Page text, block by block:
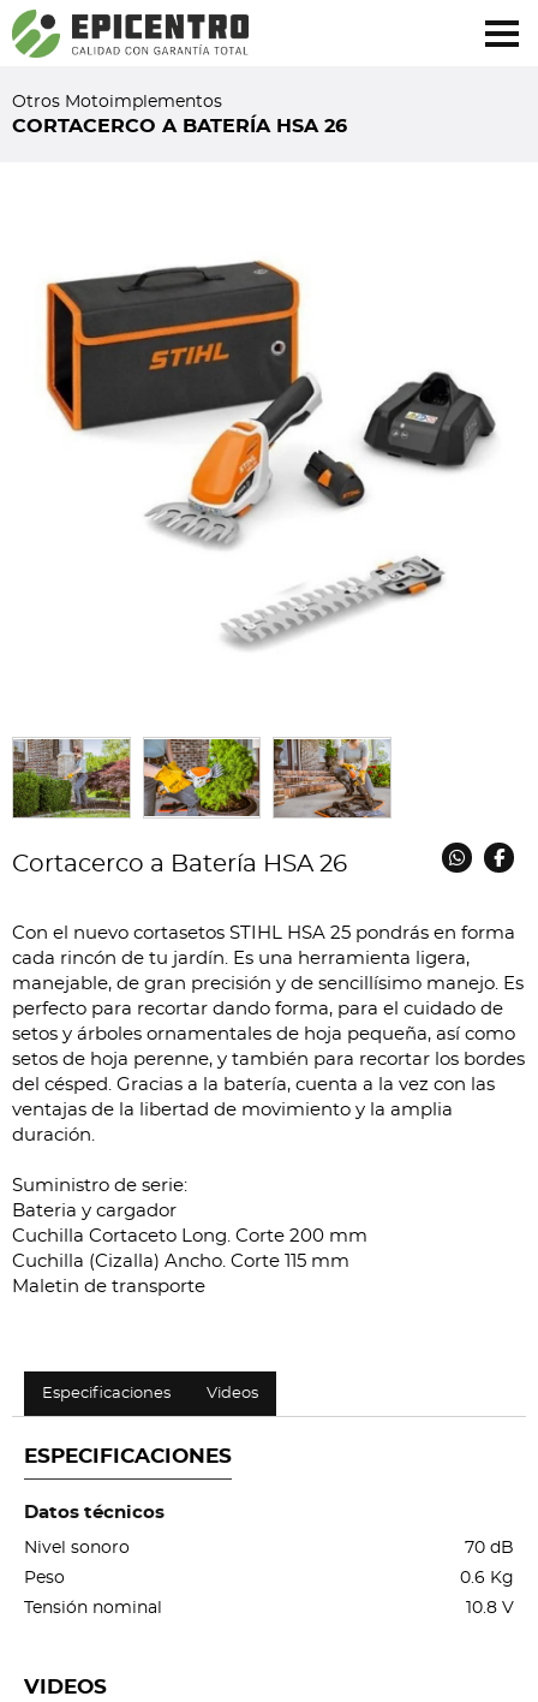
¿Olvidó su contraseña?Regístrese aquí
Otros Motoimplementos
CORTACERCO A BATERÍA HSA 26
Cortacerco a Batería HSA 26
Con el nuevo cortasetos STIHL HSA 25 pondrás en forma
cada rincón de tu jardín. Es una herramienta ligera,
manejable, de gran precisión y de sencillísimo manejo. Es
perfecto para recortar dando forma, para el cuidado de
setos y árboles ornamentales de hoja pequeña, así como
setos de hoja perenne, y también para recortar los bordes
del césped. Gracias a la batería, cuenta a la vez con las
ventajas de la libertad de movimiento y la amplia
duración.
Suministro de serie:
Bateria y cargador
Cuchilla Cortaceto Long. Corte 200 mm
Cuchilla (Cizalla) Ancho. Corte 115 mm
Maletin de transporte
Especificaciones Videos
ESPECIFICACIONES
Datos técnicos
Nivel sonoro
70 dB
Peso
0.6 Kg
Tensión nominal
10.8 V
VIDEOS